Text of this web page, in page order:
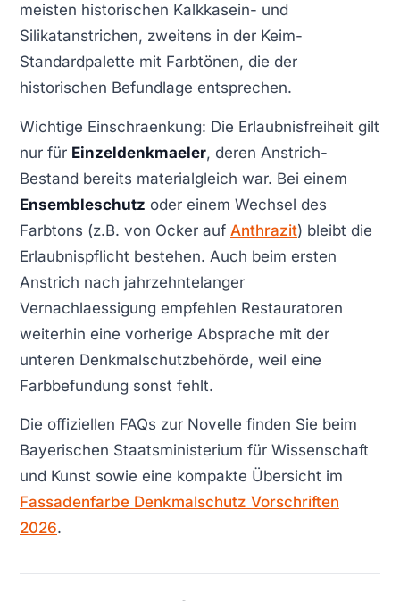
meisten historischen Kalkkasein- und
Silikatanstrichen, zweitens in der Keim-
Standardpalette mit Farbtönen, die der
historischen Befundlage entsprechen.
Wichtige Einschraenkung: Die Erlaubnisfreiheit gilt
nur für Einzeldenkmaeler, deren Anstrich-
Bestand bereits materialgleich war. Bei einem
Ensembleschutz oder einem Wechsel des
Farbtons (z.B. von Ocker auf Anthrazit) bleibt die
Erlaubnispflicht bestehen. Auch beim ersten
Anstrich nach jahrzehntelanger
Vernachlaessigung empfehlen Restauratoren
weiterhin eine vorherige Absprache mit der
unteren Denkmalschutzbehörde, weil eine
Farbbefundung sonst fehlt.
Die offiziellen FAQs zur Novelle finden Sie beim
Bayerischen Staatsministerium für Wissenschaft
und Kunst sowie eine kompakte Übersicht im
Fassadenfarbe Denkmalschutz Vorschriften
2026.